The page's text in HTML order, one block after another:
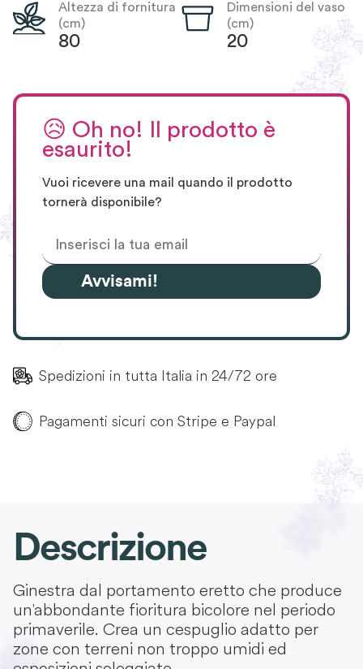
Altezza di fornitura
(cm)
80
Dimensioni del vaso
(cm)
20
😥 Oh no! Il prodotto è
esaurito!
Vuoi ricevere una mail quando il prodotto
tornerà disponibile?
Avvisami!
Spedizioni in tutta Italia in 24/72 ore
Pagamenti sicuri con Stripe e Paypal
Descrizione
Ginestra dal portamento eretto che produce
un'abbondante fioritura bicolore nel periodo
primaverile. Crea un cespuglio adatto per
zone con terreni non troppo umidi ed